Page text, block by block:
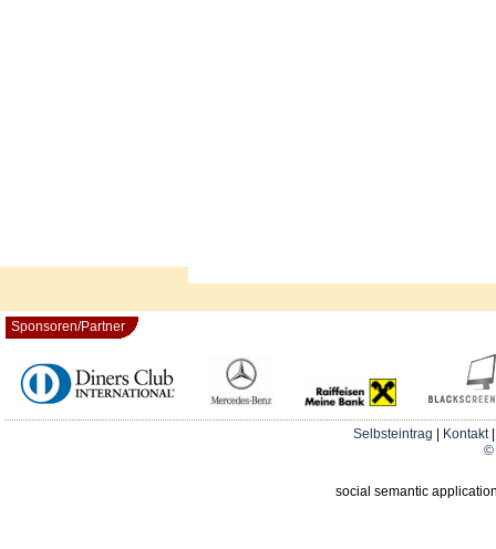
Sponsoren/Partner
Selbsteintrag Kontakt
©
social semantic